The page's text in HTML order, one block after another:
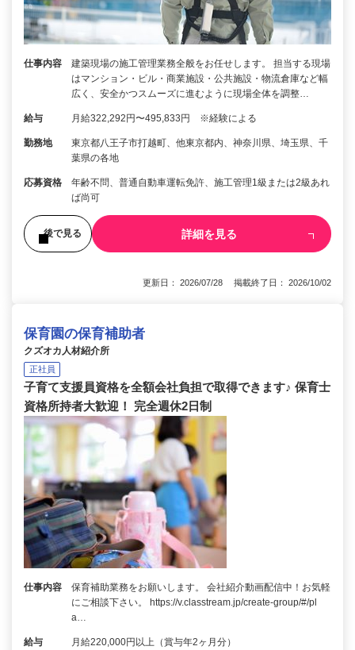
仕事内容
建築現場の施工管理業務全般をお任せします。 担当する現場
はマンション・ビル・商業施設・公共施設・物流倉庫など幅
広く、安全かつスムーズに進むように現場全体を調整…
給与 月給322,292円〜495,833円 ※経験による
勤務地
東京都八王子市打越町、他東京都内、神奈川県、埼玉県、千
葉県の各地
応募資格
年齢不問、普通自動車運転免許、施工管理1級または2級あれ
ば尚可
後で見る 詳細を見る
更新日： 2026/07/28 掲載終了日： 2026/10/02
保育園の保育補助者
クズオカ人材紹介所
正社員
子育て支援員資格を全額会社負担で取得できます♪ 保育士
資格所持者大歓迎！ 完全週休2日制
仕事内容
保育補助業務をお願いします。 会社紹介動画配信中！お気軽
にご相談下さい。 https://v.classtream.jp/create-group/#/pl
a…
給与 月給220,000円以上（賞与年2ヶ月分）